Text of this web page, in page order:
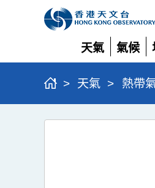
天氣
展
開
氣候
展
開
> 天氣 > 熱帶
颱